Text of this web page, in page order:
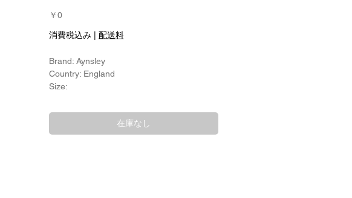
￥0価
格
消費税込み| 配送料
Brand: Aynsley
Country: England
Size:
Material:
Bone China/磁器
Product Design:
在庫なし